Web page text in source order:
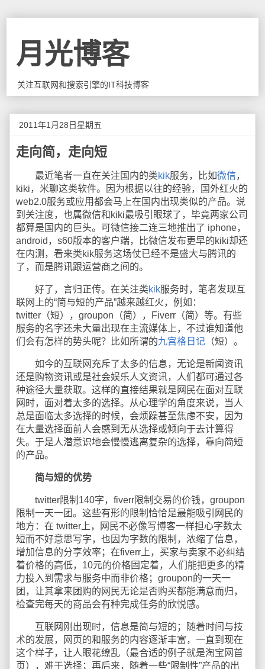
月光博客
关注互联网和搜索引擎的IT科技博客
2011年1月28日星期五
走向简，走向短
最近笔者一直在关注国内的类kik服务，比如微信，
kiki，米聊这类软件。因为根据以往的经验，国外红火的
web2.0服务或应用都会马上在国内出现类似的产品。说
到关注度，也属微信和kiki最吸引眼球了，毕竟两家公司
都算是国内的巨头。可微信接二连三地推出了 iphone，
android，s60版本的客户端，比微信发布更早的kiki却还
在内测，看来类kik服务这场仗已经不是盛大与腾讯的
了，而是腾讯跟运营商之间的。
好了，言归正传。在关注类kik服务时，笔者发现互
联网上的“简与短的产品”越来越红火，例如：
twitter（短），groupon（简），Fiverr（简）等。有些
服务的名字还未大量出现在主流媒体上，不过谁知道他
们会有怎样的势头呢？比如所谓的九宫格日记 （短）。
如今的互联网充斥了太多的信息，无论是新闻资讯
还是购物资讯或是社会娱乐人文资讯，人们都可通过各
种途径大量获取。这样的直接结果就是网民在面对互联
网时，面对着太多的选择。从心理学的角度来说，当人
总是面临太多选择的时候，会烦躁甚至焦虑不安，因为
在大量选择面前人会感到无从选择或倾向于去计算得
失。于是人潜意识地会慢慢逃离复杂的选择，靠向简短
的产品。
简与短的优势
twitter限制140字，fiverr限制交易的价钱，groupon
限制一天一团。这些有形的限制恰恰是最能吸引网民的
地方：在 twitter上，网民不必像写博客一样担心字数太
短而不好意思写字，也因为字数的限制，浓缩了信息，
增加信息的分享效率；在fiverr上，买家与卖家不必纠结
着价格的高低，10元的价格固定着，人们能把更多的精
力投入到需求与服务中而非价格；groupon的一天一
团，让其拿来团购的网民无论是否购买都能满意而归，
检查完每天的商品会有种完成任务的欣悦感。
互联网刚出现时，信息是简与短的；随着时间与技
术的发展，网页的和服务的内容逐渐丰富，一直到现在
这个样子，让人眼花缭乱（最合适的例子就是淘宝网首
页），难于选择；再后来，随着一些“限制性”产品的出